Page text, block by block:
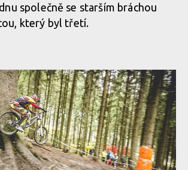
společně se starším bráchou
který byl třetí.